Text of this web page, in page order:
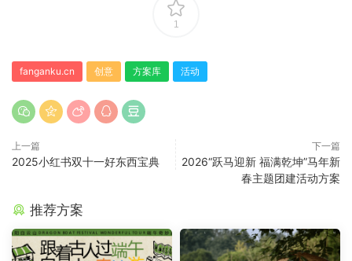
1
fanganku.cn 创意 方案库 活动
上一篇
2025小红书双十一好东西宝典
下一篇
2026“跃马迎新 福满乾坤”马年新
春主题团建活动方案
推荐方案